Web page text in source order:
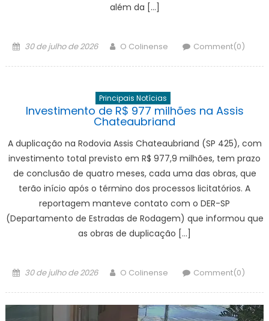
além da […]
Posted
30 de julho de 2026 Author
O Colinense Comment(0)
Principais Notícias
Investimento de R$ 977 milhões na Assis
Chateaubriand
A duplicação na Rodovia Assis Chateaubriand (SP 425), com
investimento total previsto em R$ 977,9 milhões, tem prazo
de conclusão de quatro meses, cada uma das obras, que
terão início após o término dos processos licitatórios. A
reportagem manteve contato com o DER-SP
(Departamento de Estradas de Rodagem) que informou que
as obras de duplicação […]
Posted
30 de julho de 2026 Author
O Colinense Comment(0)